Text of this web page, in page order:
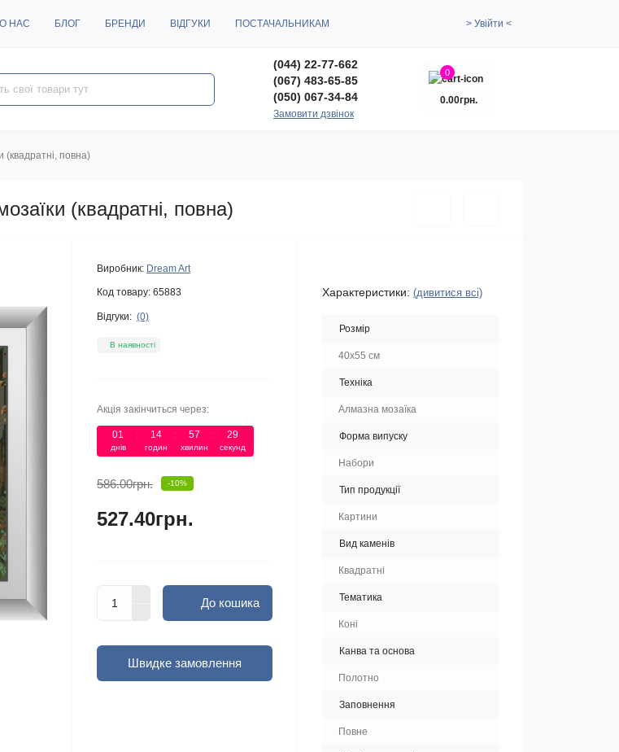
НАС БЛОГ БРЕНДИ ВІДГУКИ ПОСТАЧАЛЬНИКАМ > Увійти <
(044) 22-77-662
(067) 483-65-85
(050) 067-34-84
Замовити дзвінок
0
0.00грн.
(квадратні, повна)
(квадратні, повна)
Виробник: Dream Art
Код товару: 65883
Відгуки: (0)
В наявності
Акція закінчиться через:
01
днів
: 14
годин
: 57
хвилин
: 28
секунд
586.00грн. -10%
527.40грн.
До кошика
Швидке замовлення
Характеристики: (дивитися всі)
Розмір
40x55 см
Техніка
Алмазна мозаїка
Форма випуску
Набори
Тип продукції
Картини
Вид каменів
Квадратні
Тематика
Коні
Канва та основа
Полотно
Заповнення
Повне